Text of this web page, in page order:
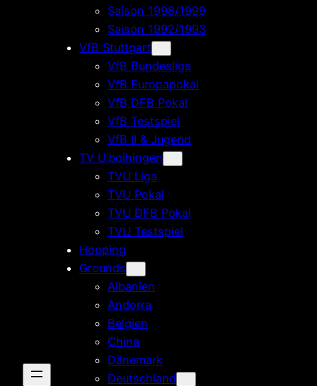
Saison 1998/1999
Saison 1992/1993
VfB Stuttgart
VfB Bundesliga
VfB Europapokal
VfB DFB Pokal
VfB Testspiel
VfB II & Jugend
TV U’boihingen
TVU Liga
TVU Pokal
TVU DFB Pokal
TVU Testspiel
Hopping
Grounds
Albanien
Andorra
Belgien
China
Dänemark
Deutschland